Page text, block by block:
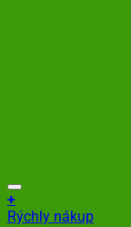
+
Rýchly nákup